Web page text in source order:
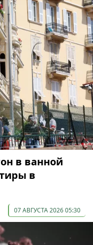
в ванной
в
07 АВГУСТА 2026 05:30